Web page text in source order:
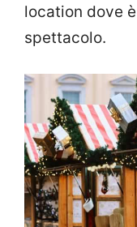
location dove
spettacolo.